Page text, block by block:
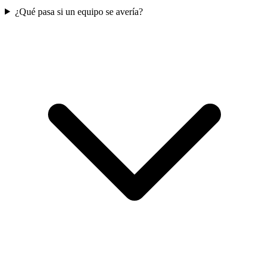
¿Qué pasa si un equipo se avería?